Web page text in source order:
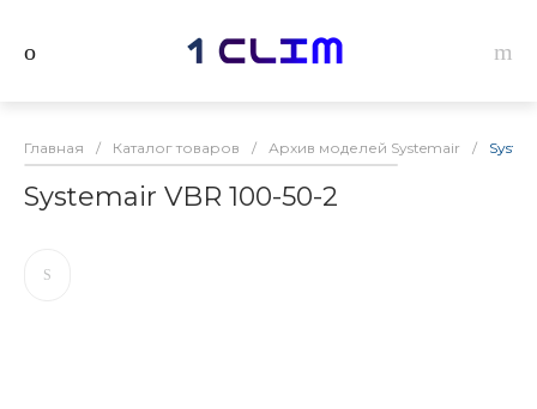
Главная / Каталог товаров / Архив моделей Systemair /
Systemair VBR 100-50-2